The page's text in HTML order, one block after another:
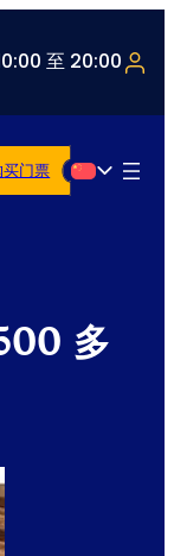
至 20:00
简体中文
购买门票
多